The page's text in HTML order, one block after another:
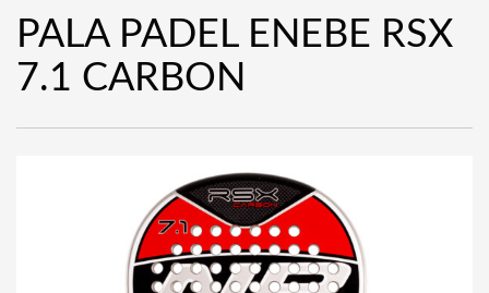
PALA PADEL ENEBE RSX
7.1 CARBON